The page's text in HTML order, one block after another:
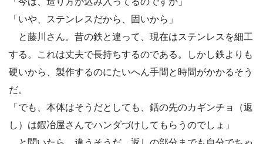
「いや、ステンレスだから、固いから」
と藤川さん。昔の鉄と違って、現在はステンレスを細工
する。これは丈夫で長持ちするのである。しかし鉄よりも
硬いから、製作するのにたいへん手間と時間がかかるそう
だ。
「でも、本体はそうだとしても、銛の先のカギンチョ（返
し）は鍜冶屋さんでハンダづけしてもらうのでしょ」